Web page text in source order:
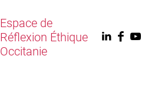
Espace de
Réflexion Éthique
Occitanie
Linkedin